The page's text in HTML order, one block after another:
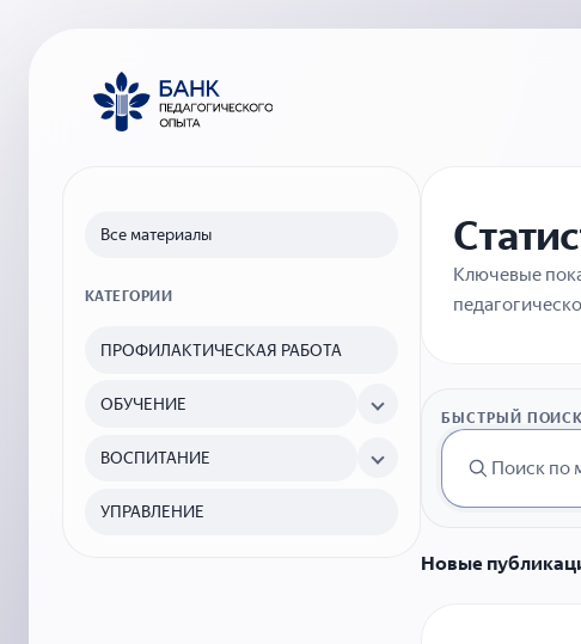
Все материалы
КАТЕГОРИИ
ПРОФИЛАКТИЧЕСКАЯ РАБОТА
ОБУЧЕНИЕ
ВОСПИТАНИЕ
УПРАВЛЕНИЕ
Ключевые
БЫСТРЫЙ ПОИСК
Новые